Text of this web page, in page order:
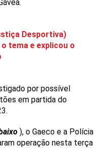
Desportiva)
tema e explicou o
por possível
em partida do
), o Gaeco e a Polícia
operação nesta terça